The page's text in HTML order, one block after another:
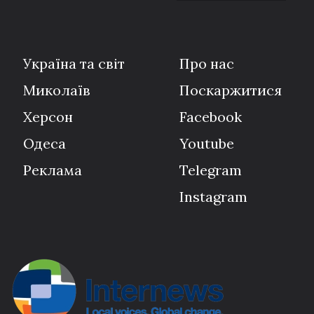
Україна та світ
Миколаїв
Херсон
Одеса
Реклама
Про нас
Поскаржитися
Facebook
Youtube
Telegram
Instagram